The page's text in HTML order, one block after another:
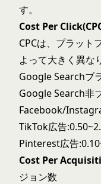
す。
Cost Per
CPCは、プラット
よって大きく異な
Google Searchブ
Google Search非
Facebook/
TikTok広告
Pinterest広告
Cost Per
ジョン数